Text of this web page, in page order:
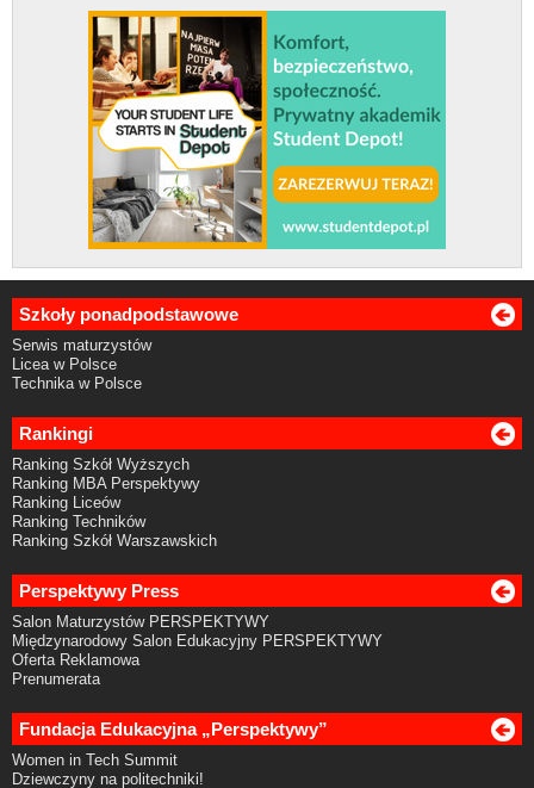
Szkoły ponadpodstawowe
Serwis maturzystów
Licea w Polsce
Technika w Polsce
Rankingi
Ranking Szkół Wyższych
Ranking MBA Perspektywy
Ranking Liceów
Ranking Techników
Ranking Szkół Warszawskich
Perspektywy Press
Salon Maturzystów PERSPEKTYWY
Międzynarodowy Salon Edukacyjny PERSPEKTYWY
Oferta Reklamowa
Prenumerata
Fundacja Edukacyjna „Perspektywy”
Women in Tech Summit
Dziewczyny na politechniki!